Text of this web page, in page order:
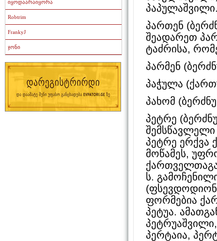
იყოდაარაიყორა
Robtrim
FrankyJ
ჯონი
პართენ
შეადარეთ
ტაძრისა,
პარმენ
პაჭულა
პახომ
პეტრე
პეტრე ერქვა
მოწამეს,
ს.
ფორმებია
პეტუა.
პერტაია,